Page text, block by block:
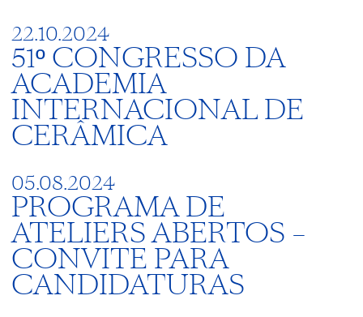
22.10.2024
51º CONGRESSO DA
ACADEMIA
INTERNACIONAL DE
CERÂMICA
05.08.2024
PROGRAMA DE
ATELIERS ABERTOS –
CONVITE PARA
CANDIDATURAS